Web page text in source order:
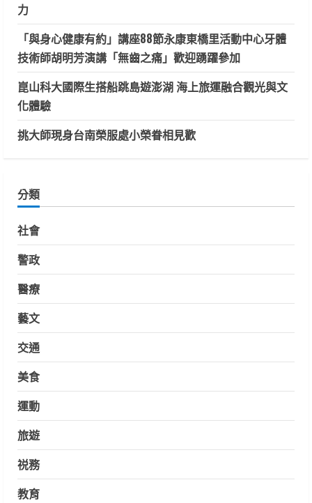
力
「與身心健康有約」講座88節永康東橋里活動中心牙體
技術師胡明芳演講「無齒之痛」歡迎踴躍參加
崑山科大國際生搭船跳島遊澎湖 海上旅運融合觀光與文
化體驗
挑大師現身台南榮服處小榮眷相見歡
分類
社會
警政
醫療
藝文
交通
美食
運動
旅遊
祱務
教育